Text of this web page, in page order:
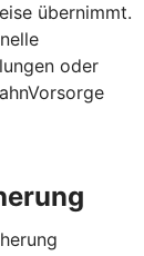
übernimmt.
oder